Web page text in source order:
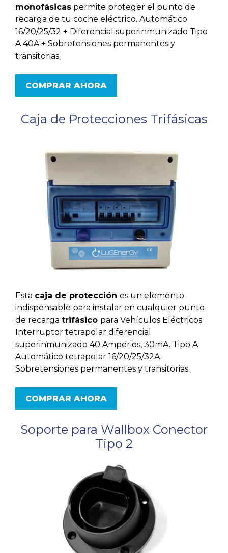
monofásicas permite proteger el punto de
recarga de tu coche eléctrico. Automático
16/20/25/32 + Diferencial superinmunizado Tipo
A 40A + Sobretensiones permanentes y
transitorias.
COMPRAR AHORA
Caja de Protecciones Trifásicas
Esta caja de protección es un elemento
indispensable para instalar en cualquier punto
de recarga trifásico para Vehículos Eléctricos.
Interruptor tetrapolar diferencial
superinmunizado 40 Amperios, 30mA. Tipo A.
Automático tetrapolar 16/20/25/32A.
Sobretensiones permanentes y transitorias.
COMPRAR AHORA
Soporte para Wallbox Conector
Tipo 2